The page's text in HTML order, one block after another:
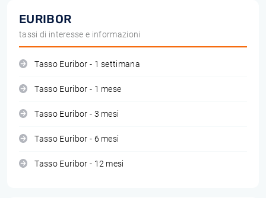
EURIBOR
tassi di interesse e informazioni
Tasso Euribor - 1 settimana
Tasso Euribor - 1 mese
Tasso Euribor - 3 mesi
Tasso Euribor - 6 mesi
Tasso Euribor - 12 mesi